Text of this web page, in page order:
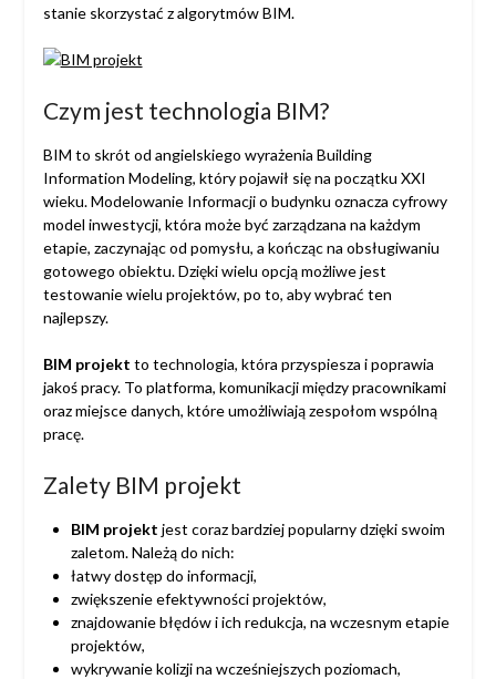
stanie skorzystać z algorytmów BIM.
Czym jest technologia BIM?
BIM to skrót od angielskiego wyrażenia Building
Information Modeling, który pojawił się na początku XXI
wieku. Modelowanie Informacji o budynku oznacza cyfrowy
model inwestycji, która może być zarządzana na każdym
etapie, zaczynając od pomysłu, a kończąc na obsługiwaniu
gotowego obiektu. Dzięki wielu opcją możliwe jest
testowanie wielu projektów, po to, aby wybrać ten
najlepszy.
BIM projekt to technologia, która przyspiesza i poprawia
jakoś pracy. To platforma, komunikacji między pracownikami
oraz miejsce danych, które umożliwiają zespołom wspólną
pracę.
Zalety BIM projekt
BIM projekt jest coraz bardziej popularny dzięki swoim
zaletom. Należą do nich:
łatwy dostęp do informacji,
zwiększenie efektywności projektów,
znajdowanie błędów i ich redukcja, na wczesnym etapie
projektów,
wykrywanie kolizji na wcześniejszych poziomach,